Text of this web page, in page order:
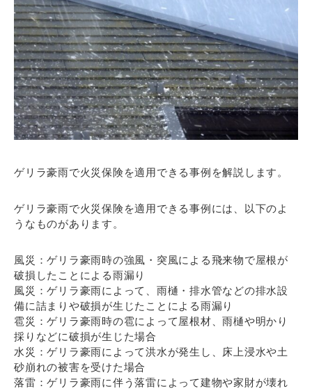
ゲリラ豪雨で火災保険を適用できる事例を解説します。
ゲリラ豪雨で火災保険を適用できる事例には、以下のよ
うなものがあります。
風災：ゲリラ豪雨時の強風・突風による飛来物で屋根が
破損したことによる雨漏り
風災：ゲリラ豪雨によって、雨樋・排水管などの排水設
備に詰まりや破損が生じたことによる雨漏り
雹災：ゲリラ豪雨時の雹によって屋根材、雨樋や明かり
採りなどに破損が生じた場合
水災：ゲリラ豪雨によって洪水が発生し、床上浸水や土
砂崩れの被害を受けた場合
落雷：ゲリラ豪雨に伴う落雷によって建物や家財が壊れ